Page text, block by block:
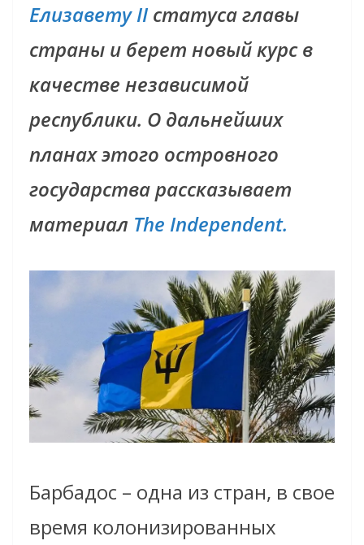
Елизавету II статуса главы
страны и берет новый курс в
качестве независимой
республики. О дальнейших
планах этого островного
государства рассказывает
материал The Independent.
Барбадос – одна из стран, в свое
время колонизированных